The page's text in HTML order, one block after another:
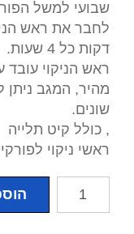
דקות כל 4 שעות.
מהיר, המגב ניתן
שונים.
, כולל קיט תלייה
ראשי ניקוי